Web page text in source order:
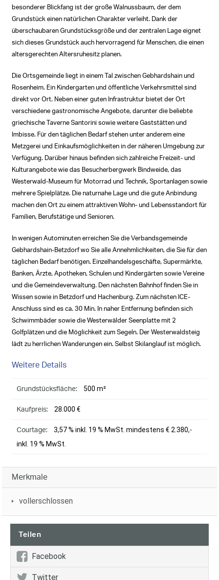
besonderer Blickfang ist der große Walnussbaum, der dem
Grundstück einen natürlichen Charakter verleiht. Dank der
überschaubaren Grundstücksgröße und der zentralen Lage eignet
sich dieses Grundstück auch hervorragend für Menschen, die einen
altersgerechten Altersruhesitz planen.
Die Ortsgemeinde liegt in einem Tal zwischen Gebhardshain und
Rosenheim. Ein Kindergarten und öffentliche Verkehrsmittel sind
direkt vor Ort. Neben einer guten Infrastruktur bietet der Ort
verschiedene gastronomische Angebote, darunter die beliebte
griechische Taverne Santorini sowie weitere Gaststätten und
Imbisse. Für den täglichen Bedarf stehen unter anderem eine
Metzgerei und Einkaufsmöglichkeiten in der näheren Umgebung zur
Verfügung. Darüber hinaus befinden sich zahlreiche Freizeit- und
Kulturangebote wie das Besucherbergwerk Bindweide, das
Westerwald-Museum für Motorrad und Technik, Sportanlagen sowie
mehrere Spielplätze. Die naturnahe Lage und die gute Anbindung
machen den Ort zu einem attraktiven Wohn- und Lebensstandort für
Familien, Berufstätige und Senioren.
In wenigen Autominuten erreichen Sie die Verbandsgemeinde
Gebhardshain-Betzdorf wo Sie alle Annehmlichkeiten, die Sie für den
täglichen Bedarf benötigen. Einzelhandelsgeschäfte, Supermärkte,
Banken, Ärzte, Apotheken, Schulen und Kindergärten sowie Vereine
und die Gemeindeverwaltung. Den nächsten Bahnhof finden Sie in
Wissen sowie in Betzdorf und Hachenburg. Zum nächsten ICE-
Anschluss sind es ca. 30 Min. In naher Entfernung befinden sich
Schwimmbäder sowie die Westerwälder Seenplatte mit 2
Golfplätzen und die Möglichkeit zum Segeln. Der Westerwaldsteig
lädt zu herrlichen Wanderungen ein. Selbst Skilanglauf ist möglich.
Weitere Details
Grundstücksfläche: 500 m²
Kaufpreis: 28.000 €
Courtage:
3,57 % inkl. 19 % MwSt. mindestens € 2.380,-
inkl. 19 % MwSt.
Merkmale
vollerschlossen
Teilen
Facebook
Twitter